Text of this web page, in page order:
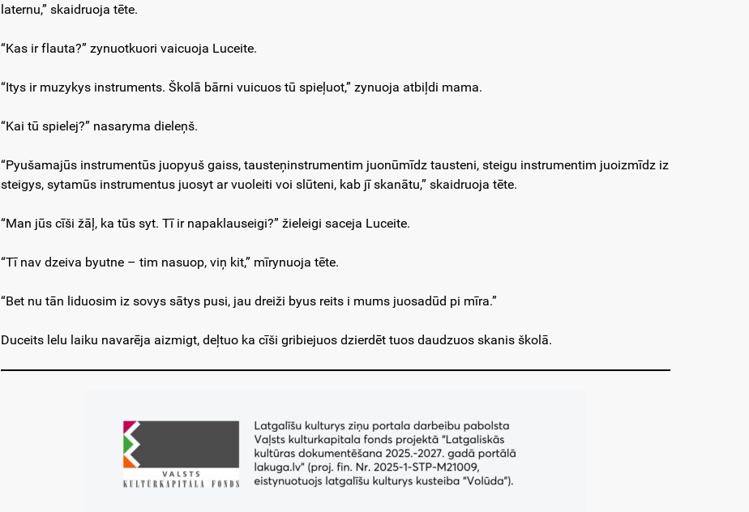
laternu,” skaidruoja tēte.
“Kas ir flauta?” zynuotkuori vaicuoja Luceite.
“Itys ir muzykys instruments. Školā bārni vuicuos tū spieļuot,” zynuoja atbiļdi mama.
“Kai tū spielej?” nasaryma dieleņš.
“Pyušamajūs instrumentūs juopyuš gaiss, tausteņinstrumentim juonūmīdz tausteni, steigu instrumentim juoizmīdz iz
steigys, sytamūs instrumentus juosyt ar vuoleiti voi slūteni, kab jī skanātu,” skaidruoja tēte.
“Man jūs cīši žāļ, ka tūs syt. Tī ir napaklauseigi?” žieleigi saceja Luceite.
“Tī nav dzeiva byutne – tim nasuop, viņ kit,” mīrynuoja tēte.
“Bet nu tān liduosim iz sovys sātys pusi, jau dreiži byus reits i mums juosadūd pi mīra.”
Duceits lelu laiku navarēja aizmigt, deļtuo ka cīši gribiejuos dzierdēt tuos daudzuos skanis školā.